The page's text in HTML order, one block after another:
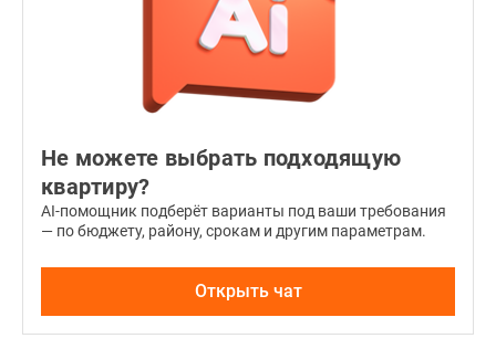
Не можете выбрать подходящую
квартиру?
AI-помощник подберёт варианты под ваши требования
— по бюджету, району, срокам и другим параметрам.
Открыть чат